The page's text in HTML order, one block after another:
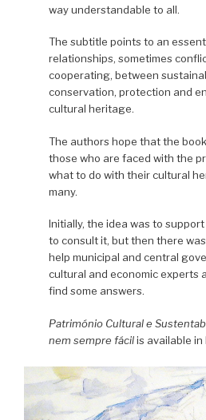
way understandable to all.
The subtitle points to an
relationships, sometimes
cooperating, between
conservation, protection and
cultural heritage.
The authors hope that the
those who are faced with the
what to do with their cultural
many.
Initially, the idea was to
to consult it, but then there
help municipal and central
cultural and economic experts
find some answers.
Património Cultural e
nem sempre fácilis available in